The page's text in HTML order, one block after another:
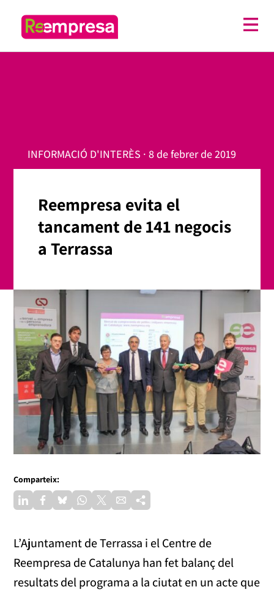
INFORMACIÓ D'INTERÈS · 8 de febrer de 2019
Reempresa evita el
tancament de 141 negocis
a Terrassa
Comparteix:
L’Ajuntament de Terrassa i el Centre de
Reempresa de Catalunya han fet balanç del
resultats del programa a la ciutat en un acte que